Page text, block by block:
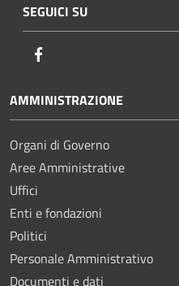
SEGUICI SU
AMMINISTRAZIONE
Organi di Governo
Aree Amministrative
Uffici
Enti e fondazioni
Politici
Personale Amministrativo
Documenti e dati